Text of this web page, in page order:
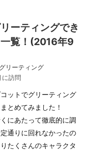
ーティングでき
覧！(2016年9
リーティング
訪問
ットでグリーティング
とめてみました！
にあたって徹底的に調
通りに回れなかったの
たくさんのキャラクタ